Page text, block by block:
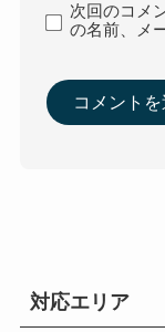
次回のコメ
の名前、メ
対応エリア